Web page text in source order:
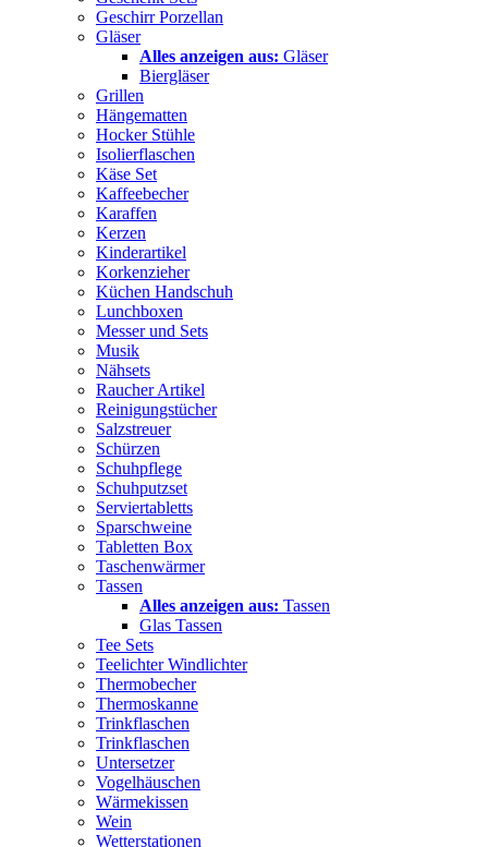
Geschirr Porzellan
Gläser
Alles anzeigen aus: Gläser
Biergläser
Grillen
Hängematten
Hocker Stühle
Isolierflaschen
Käse Set
Kaffeebecher
Karaffen
Kerzen
Kinderartikel
Korkenzieher
Küchen Handschuh
Lunchboxen
Messer und Sets
Musik
Nähsets
Raucher Artikel
Reinigungstücher
Salzstreuer
Schürzen
Schuhpflege
Schuhputzset
Serviertabletts
Sparschweine
Tabletten Box
Taschenwärmer
Tassen
Alles anzeigen aus: Tassen
Glas Tassen
Tee Sets
Teelichter Windlichter
Thermobecher
Thermoskanne
Trinkflaschen
Trinkflaschen
Untersetzer
Vogelhäuschen
Wärmekissen
Wein
Wetterstationen